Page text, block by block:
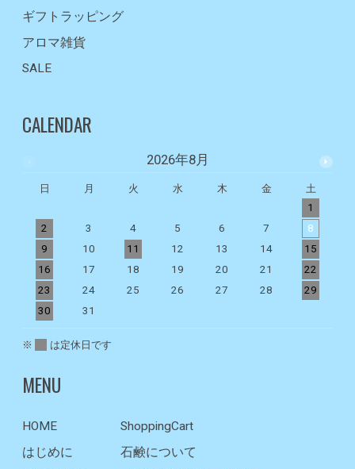
ギフトラッピング
アロマ雑貨
SALE
CALENDAR
2026年8月
日 月 火 水 木 金
土
1
2
3 4 5 6 7
8
9
10 11 12 13 14
15
16
17 18 19 20 21
22
23
24 25 26 27 28
29
30
31
※ は定休日です
MENU
HOME
はじめに
ShoppingCart
石鹸について